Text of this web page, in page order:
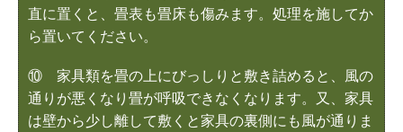
直に置くと、畳表も畳床も傷みます。処理を施してか
ら置いてください。
⑩ 家具類を畳の上にびっしりと敷き詰めると、風の
通りが悪くなり畳が呼吸できなくなります。又、家具
は壁から少し離して敷くと家具の裏側にも風が通りま